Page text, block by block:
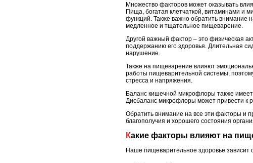
Множество факторов может оказывать
Пища, богатая клетчаткой, витаминами и
функций. Также важно обратить
медленное и тщательное пищеварение.
Другой важный фактор – это физическая
поддержанию его здоровья. Длительная
нарушение.
Также на пищеварение влияют
работы пищеварительной системы,
стресса и напряжения.
Баланс кишечной микрофлоры также
Дисбаланс микрофлоры может привести к
Обратить внимание на все эти факторы и
благополучия и хорошего состояния
Какие факторы влияют на
Наше пищеварительное здоровье зависит